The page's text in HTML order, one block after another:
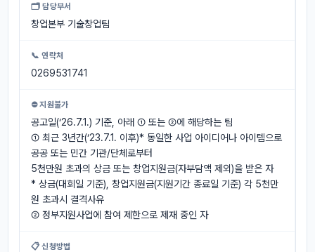
🗂 담당부서
창업본부 기술창업팀
📞 연락처
0269531741
⛔ 지원불가
공고일(‘26.7.1.) 기준, 아래 ① 또는 ②에 해당하는 팀
① 최근 3년간(‘23.7.1. 이후)* 동일한 사업 아이디어나 아이템으로
공공 또는 민간 기관/단체로부터
5천만원 초과의 상금 또는 창업지원금(자부담액 제외)을 받은 자
* 상금(대회일 기준), 창업지원금(지원기간 종료일 기준) 각 5천만
원 초과시 결격사유
② 정부지원사업에 참여 제한으로 제재 중인 자
📋 신청방법